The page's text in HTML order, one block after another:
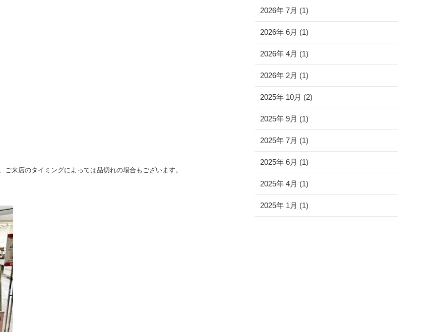
来店のタイミングによっては品切れの場合もございます。
2026年 7月 (1)
2026年 6月 (1)
2026年 4月 (1)
2026年 2月 (1)
2025年 10月 (2)
2025年 9月 (1)
2025年 7月 (1)
2025年 6月 (1)
2025年 4月 (1)
2025年 1月 (1)